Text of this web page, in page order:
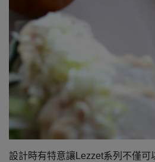
設計時有特意讓Lezzet系列不僅可